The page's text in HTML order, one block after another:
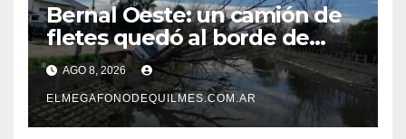
Bernal Oeste: un camión de
fletes quedó al borde de
caer al arroyo Las Piedras
AGO 8, 2026
ELMEGAFONODEQUILMES.COM.AR